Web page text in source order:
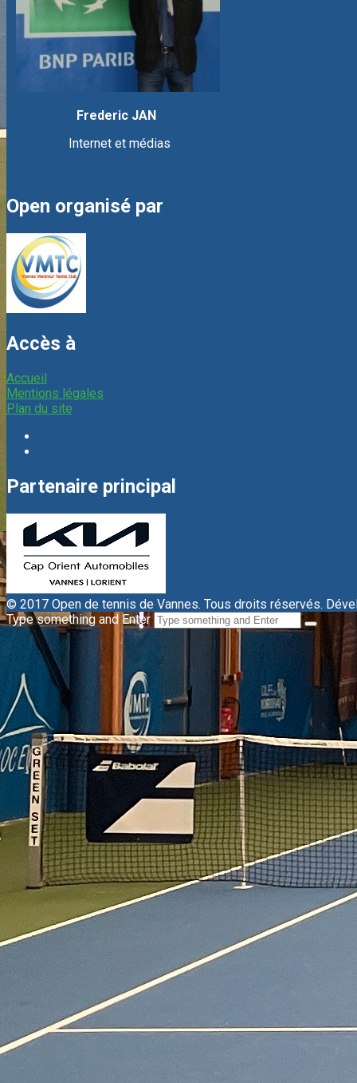
Frederic JAN
Internet et médias
Open organisé par
Accès à
Accueil
Mentions légales
Plan du site
Partenaire principal
© 2017 Open de tennis de Vannes. Tous droits réservés.
Type something and Enter